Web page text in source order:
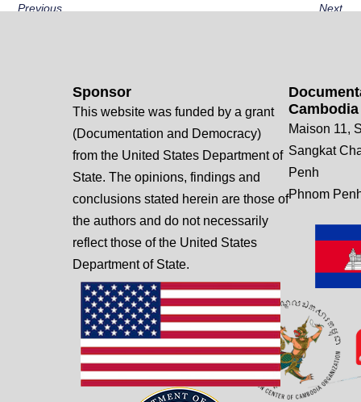
Previous Next
Cambodia
Maison 11,
Sangkat
Penh
Phnom
Sponsor
This website was funded by a grant
(Documentation and Democracy)
from the United States Department of
State. The opinions, findings and
conclusions stated herein are those of
the authors and do not necessarily
reflect those of the United States
Department of State.